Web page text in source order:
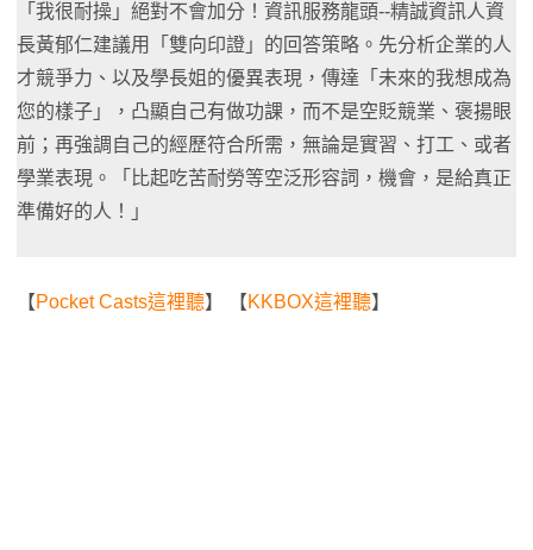
「我很耐操」絕對不會加分！資訊服務龍頭--精誠資訊人資
長黃郁仁建議用「雙向印證」的回答策略。先分析企業的人
才競爭力、以及學長姐的優異表現，傳達「未來的我想成為
您的樣子」，凸顯自己有做功課，而不是空貶競業、褒揚眼
前；再強調自己的經歷符合所需，無論是實習、打工、或者
學業表現。「比起吃苦耐勞等空泛形容詞，機會，是給真正
準備好的人！」
【Pocket Casts這裡聽】 【KKBOX這裡聽】